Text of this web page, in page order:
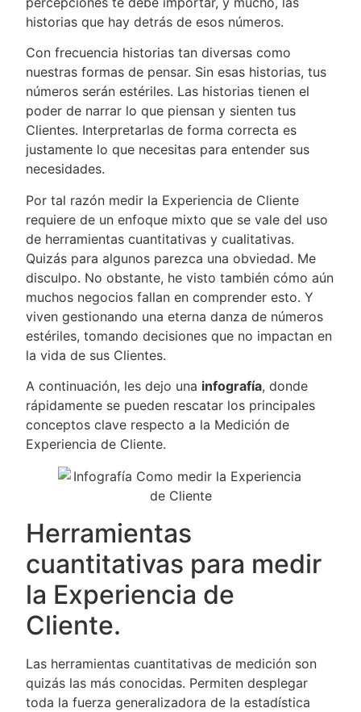
historias que hay detrás de esos números.
Con frecuencia historias tan diversas como
nuestras formas de pensar. Sin esas historias, tus
números serán estériles. Las historias tienen el
poder de narrar lo que piensan y sienten tus
Clientes. Interpretarlas de forma correcta es
justamente lo que necesitas para entender sus
necesidades.
Por tal razón medir la Experiencia de Cliente
requiere de un enfoque mixto que se vale del uso
de herramientas cuantitativas y cualitativas.
Quizás para algunos parezca una obviedad. Me
disculpo. No obstante, he visto también cómo aún
muchos negocios fallan en comprender esto. Y
viven gestionando una eterna danza de números
estériles, tomando decisiones que no impactan en
la vida de sus Clientes.
A continuación, les dejo una infografía, donde
rápidamente se pueden rescatar los principales
conceptos clave respecto a la Medición de
Experiencia de Cliente.
Herramientas
cuantitativas para medir
la Experiencia de
Cliente.
Las herramientas cuantitativas de medición son
quizás las más conocidas. Permiten desplegar
toda la fuerza generalizadora de la estadística